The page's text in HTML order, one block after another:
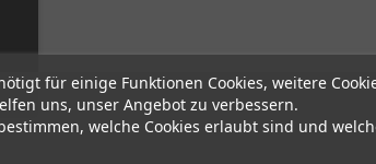
für einige Funktionen Cookies, weitere
uns, unser Angebot zu verbessern.
welche Cookies erlaubt sind und